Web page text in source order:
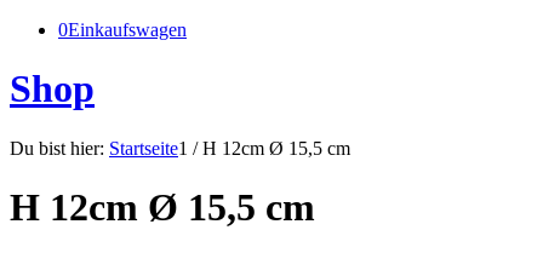
0Einkaufswagen
Shop
Du bist hier: Startseite1 / H 12cm Ø 15,5 cm
H 12cm Ø 15,5 cm